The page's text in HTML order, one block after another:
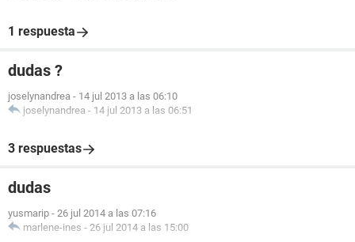
1 respuesta
dudas ?
joselynandrea - 14 jul 2013 a las 06:10
joselynandrea - 14 jul 2013 a las 06:51
3 respuestas
dudas
yusmarip - 26 jul 2014 a las 07:16
marlene-ines - 26 jul 2014 a las 15:00